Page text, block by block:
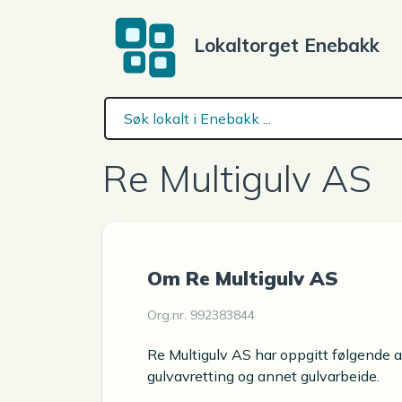
Lokaltorget Enebakk
Re Multigulv AS
Om Re Multigulv AS
Org.nr. 992383844
Re Multigulv AS har oppgitt følgende
gulvavretting og annet gulvarbeide.